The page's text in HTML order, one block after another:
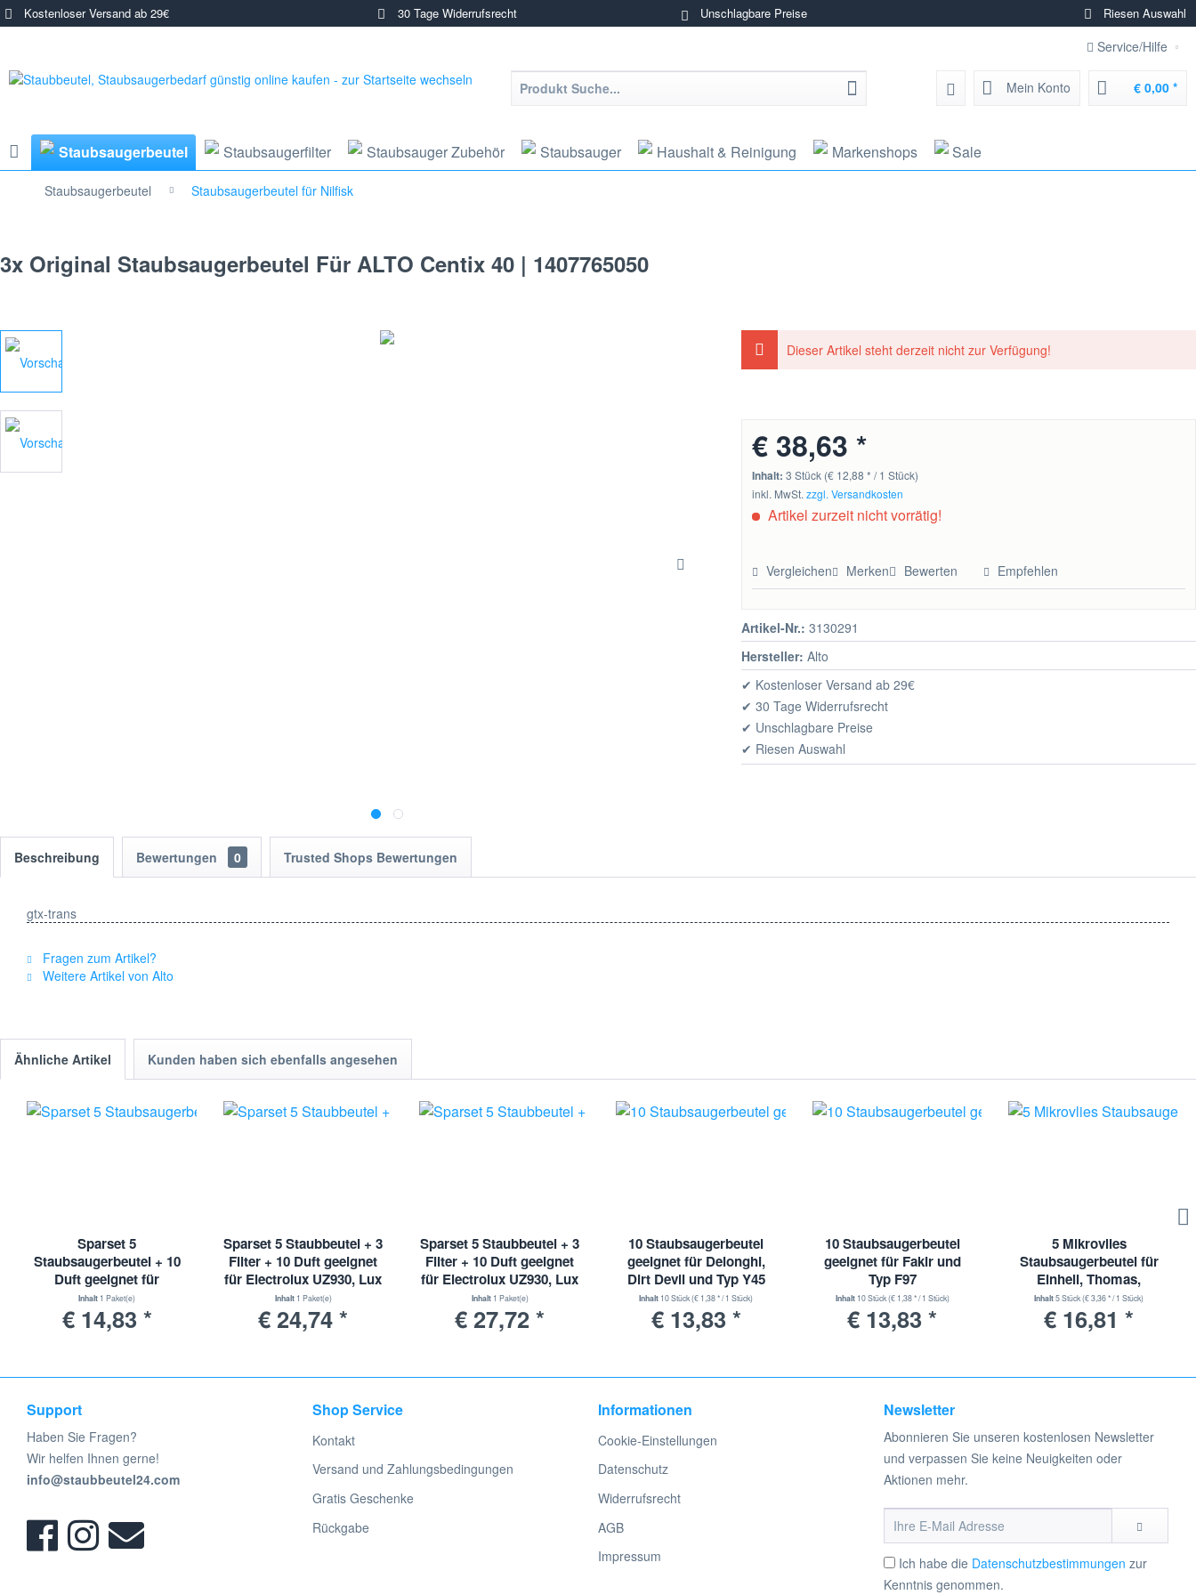
Kostenloser Versand ab 29€ 30 Tage Widerrufsrecht Unschlagbare Preise Riesen Auswahl
Service/Hilfe
Mein Konto € 0,00 *
Staubsaugerbeutel Staubsaugerfilter Staubsauger Zubehör Staubsauger Haushalt & Reinigung Markenshops Sale
Staubsaugerbeutel Staubsaugerbeutel für Nilfisk
3x Original Staubsaugerbeutel Für ALTO Centix 40 | 1407765050
Dieser Artikel steht derzeit nicht zur Verfügung!
€ 38,63 *
Inhalt:3 Stück (€ 12,88 * / 1 Stück)
inkl. MwSt.zzgl. Versandkosten
Artikel zurzeit nicht vorrätig!
Vergleichen Merken Bewerten Empfehlen
Artikel-Nr.: 3130291
Hersteller: Alto
✔ Kostenloser Versand ab 29€
✔ 30 Tage Widerrufsrecht
✔ Unschlagbare Preise
✔ Riesen Auswahl
Beschreibung Bewertungen 0 Trusted Shops Bewertungen
gtx-trans
Fragen zum Artikel?
Weitere Artikel von Alto
Ähnliche Artikel Kunden haben sich ebenfalls angesehen
Sparset 5
Staubsaugerbeutel + 10
Duft geeignet für
Electrolux UZ930, Lux
DP9000, Nilfisk GD930
Inhalt 1 Paket(e)
€ 14,83 *
Sparset 5 Staubbeutel + 3
Filter + 10 Duft geeignet
für Electrolux UZ930, Lux
DP9000, Nilfisk
Inhalt 1 Paket(e)
€ 24,74 *
Sparset 5 Staubbeutel + 3
Filter + 10 Duft geeignet
für Electrolux UZ930, Lux
DP9000, Nilfisk
Inhalt 1 Paket(e)
€ 27,72 *
10 Staubsaugerbeutel
geeignet für Delonghi,
Dirt Devil und Typ Y45
Inhalt 10 Stück(€ 1,38 * / 1 Stück)
€ 13,83 *
10 Staubsaugerbeutel
geeignet für Fakir und
Typ F97
Inhalt 10 Stück(€ 1,38 * / 1 Stück)
€ 13,83 *
5 Mikrovlies
Staubsaugerbeutel für
Einhell, Thomas,
ShopVac, Kärcher und
Typ UNI30 - 30 Liter
Inhalt5 Stück(€ 3,36 * / 1 Stück)
€ 16,81 *
Support
Haben Sie Fragen?
Wir helfen Ihnen gerne!
info@staubbeutel24.com
Shop Service
Kontakt
Versand und Zahlungsbedingungen
Gratis Geschenke
Rückgabe
Informationen
Cookie-Einstellungen
Datenschutz
Widerrufsrecht
AGB
Impressum
Newsletter
Abonnieren Sie unseren kostenlosen Newsletter
und verpassen Sie keine Neuigkeiten oder
Aktionen mehr.
Ich habe die Datenschutzbestimmungen zur
Kenntnis genommen.